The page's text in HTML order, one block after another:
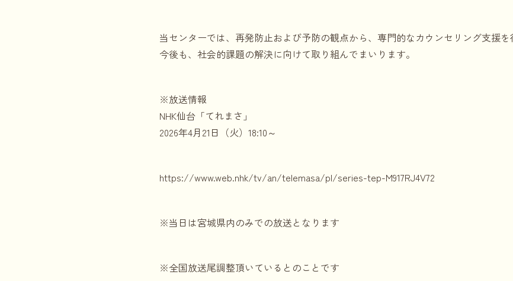
当センターでは、再発防止および予防の観点から、専門的なカウンセリング支援を
今後も、社会的課題の解決に向けて取り組んでまいります。
※放送情報
NHK仙台「てれまさ」
2026年4月21日（火）18:10～
https://www.web.nhk/tv/an/telemasa/pl/series-tep-M917RJ4V72
※当日は宮城県内のみでの放送となります
※全国放送尾調整頂いているとのことです